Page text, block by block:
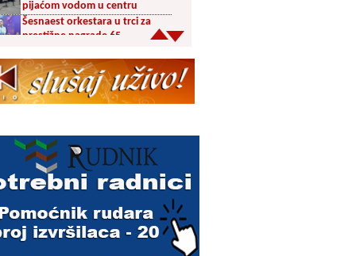
pijaćom vodom u centru
Šesnaest orkestara u trci za
prestižne nagrade 65.
Bez Vranjanaca u
takmičarskom delu
Akcija dobrovoljnog davanja
KUD Vrelac u Vranjskoj Banji
domaćin Međunarodnog
festivala folklora
Za poljoprivrednike 5,8 miliona
Svetska nedelja dojenja –
Dojenje najbolji početak